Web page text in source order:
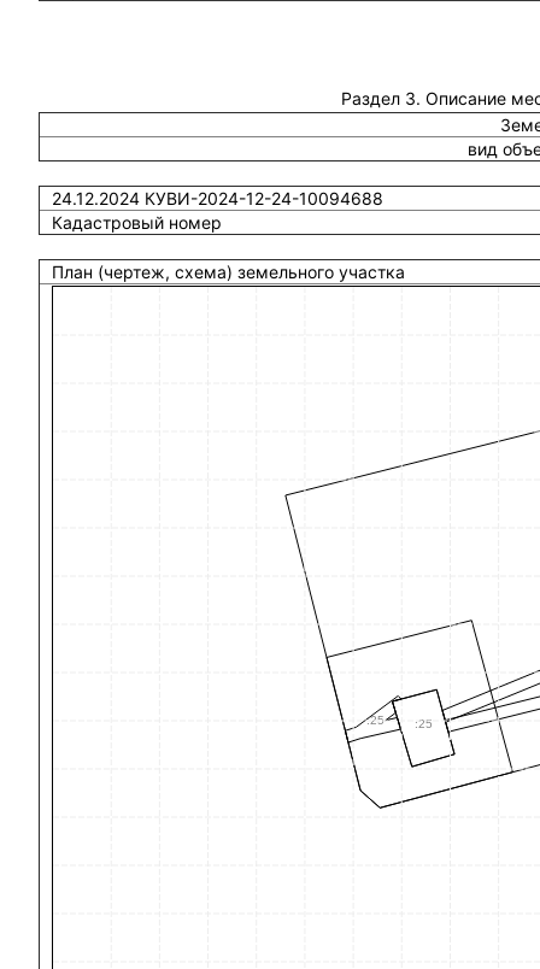
Раздел 3. Описание
вид
24.12.2024 КУВИ-2024-12-24-10094688
Кадастровый номер
План (чертеж, схема) земельного участка